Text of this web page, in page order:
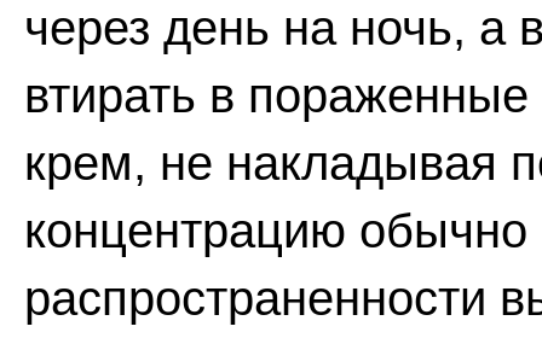
через день на ночь, а
втирать в пораженные
крем, не накладывая
концентрацию
распространенности